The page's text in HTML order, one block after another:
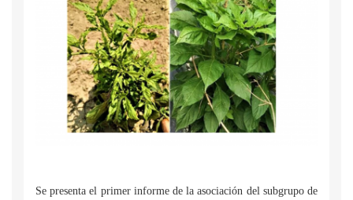
Se presenta el primer informe de la asociación del subgrupo de